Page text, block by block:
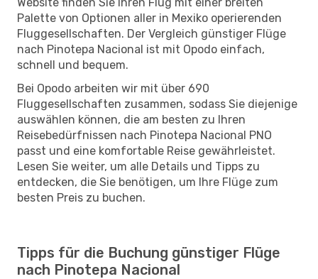
Palette von Optionen aller in Mexiko operierenden
Fluggesellschaften. Der Vergleich günstiger Flüge
nach Pinotepa Nacional ist mit Opodo einfach,
schnell und bequem.
Bei Opodo arbeiten wir mit über 690
Fluggesellschaften zusammen, sodass Sie diejenige
auswählen können, die am besten zu Ihren
Reisebedürfnissen nach Pinotepa Nacional PNO
passt und eine komfortable Reise gewährleistet.
Lesen Sie weiter, um alle Details und Tipps zu
entdecken, die Sie benötigen, um Ihre Flüge zum
besten Preis zu buchen.
Tipps für die Buchung günstiger Flüge
nach Pinotepa Nacional